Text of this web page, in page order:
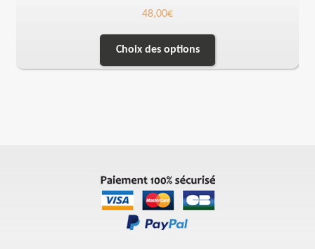
48,00€
Choix des options